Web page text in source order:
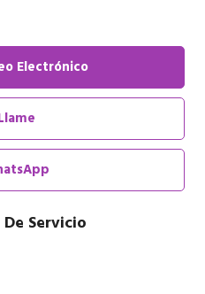
Electrónico
Servicio